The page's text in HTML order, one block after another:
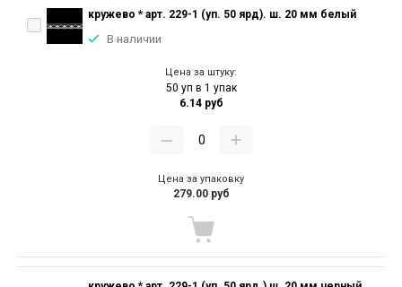
кружево * арт. 229-1 (уп. 50 ярд). ш. 20 мм белый
В наличии
Цена за штуку:
50 уп в 1 упак
6.14 руб
Цена за упаковку
279.00 руб